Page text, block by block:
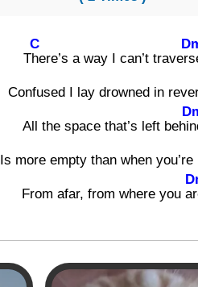
T
C
here’s a way I can’t traver
Confused I lay drowned in
All the space that’s left behi
Is more empty than when you’re
From afar, from where you a